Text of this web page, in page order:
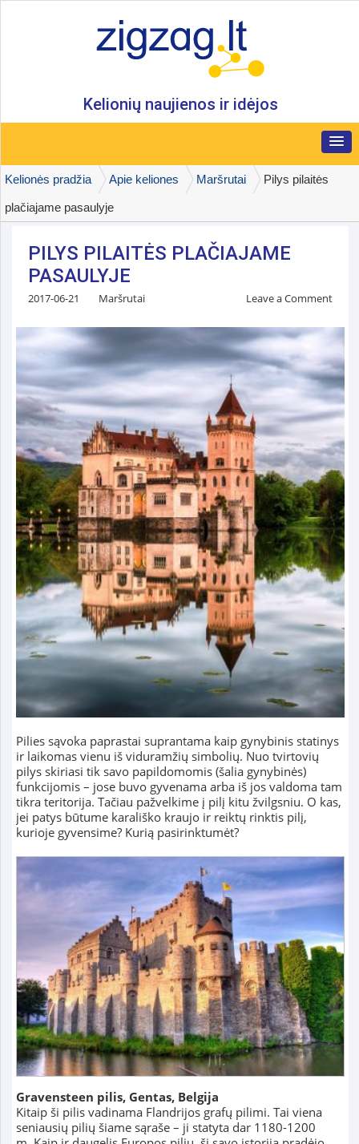
Kelionių naujienos ir idėjos
Kelionės pradžia Apie keliones Maršrutai Pilys pilaitės
plačiajame pasaulyje
PILYS PILAITĖS PLAČIAJAME
PASAULYJE
2017-06-21 Maršrutai Leave a Comment
Pilies sąvoka paprastai suprantama kaip gynybinis statinys
ir laikomas vienu iš viduramžių simbolių. Nuo tvirtovių
pilys skiriasi tik savo papildomomis (šalia gynybinės)
funkcijomis – jose buvo gyvenama arba iš jos valdoma tam
tikra teritorija. Tačiau pažvelkime į pilį kitu žvilgsniu. O kas,
jei patys būtume karališko kraujo ir reiktų rinktis pilį,
kurioje gyvensime? Kurią pasirinktumėt?
Gravensteen pilis, Gentas, Belgija
Kitaip ši pilis vadinama Flandrijos grafų pilimi. Tai viena
seniausių pilių šiame sąraše – ji statyta dar 1180-1200